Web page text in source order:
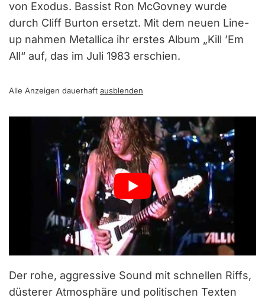
von Exodus. Bassist Ron McGovney wurde
durch Cliff Burton ersetzt. Mit dem neuen Line-
up nahmen Metallica ihr erstes Album „Kill ’Em
All“ auf, das im Juli 1983 erschien.
Alle Anzeigen dauerhaft ausblenden
Der rohe, aggressive Sound mit schnellen Riffs,
düsterer Atmosphäre und politischen Texten